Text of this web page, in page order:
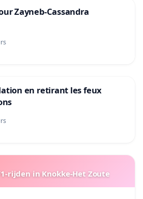
Zayneb-Cassandra
en retirant les feux
rijden in Knokke-Het Zoute